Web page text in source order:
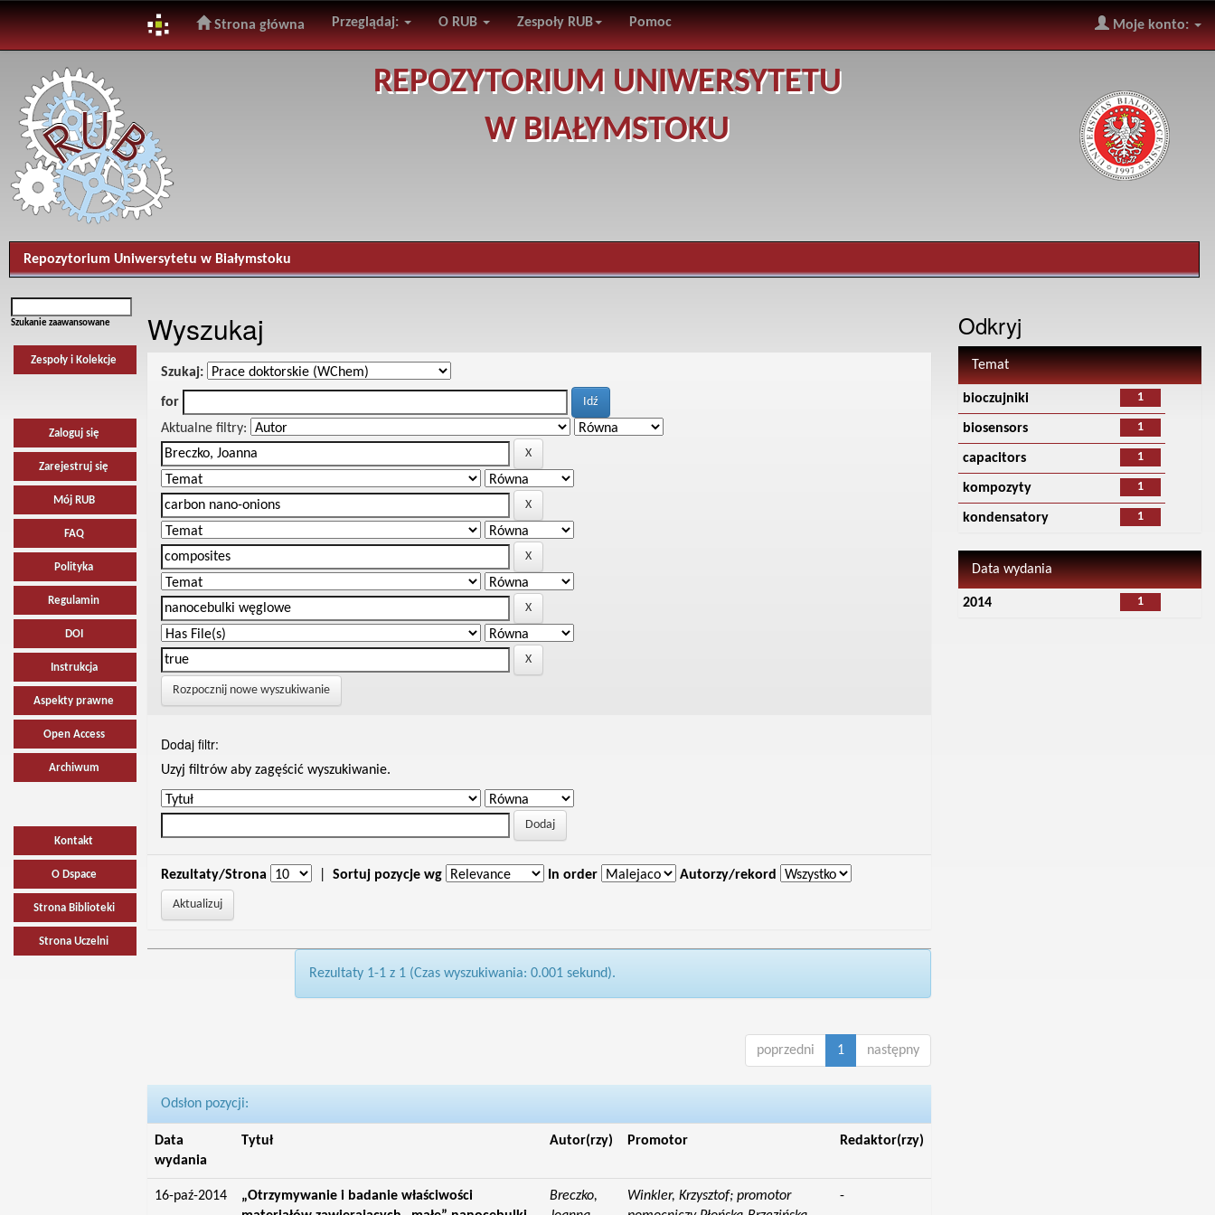
navigation
Strona główna Przeglądaj: O RUB Zespoły RUB Pomoc Moje konto:
REPOZYTORIUM UNIWERSYTETU
W BIAŁYMSTOKU
Repozytorium Uniwersytetu w Białymstoku
Szukanie zaawansowane
Zespoły i Kolekcje
Zaloguj się
Zarejestruj się
Mój RUB
FAQ
Polityka
Regulamin
DOI
Instrukcja
Aspekty prawne
Open Access
Archiwum
Kontakt
O Dspace
Strona Biblioteki
Strona Uczelni
Wyszukaj
Szukaj:
for
Aktualne filtry:
Rozpocznij nowe wyszukiwanie
Dodaj filtr:
Uzyj filtrów aby zagęścić wyszukiwanie.
Rezultaty/Strona Sortuj pozycje wg In order Autorzy/rekord
Rezultaty 1-1 z 1 (Czas wyszukiwania: 0.001 sekund).
poprzedni 1 następny
Odsłon pozycji:
Data
wydania
Tytuł Autor(rzy) Promotor Redaktor(rzy)
16-paź-2014
„Otrzymywanie i badanie właściwości
Breczko,
Winkler, Krzysztof; promotor
-
Odkryj
Temat
1
bioczujniki
1
biosensors
1
capacitors
1
kompozyty
1
kondensatory
Data wydania
1
2014